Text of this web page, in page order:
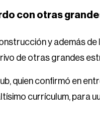
con otras
y además de
de otras grandes
quien confirmó en
currículum, para